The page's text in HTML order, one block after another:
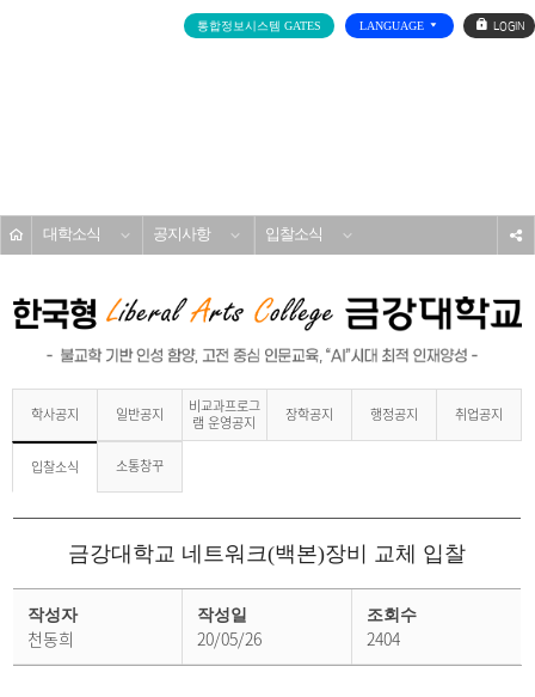
통합정보시스템 GATES LANGUAGE
로
그
대학소식 공지사항 입찰소식
학사공지 일반공지
비교과프로그
램 운영공지
장학공지 행정공지 취업공지
입찰소식 소통창꾸
입
상
금강대학교 네트워크(백본)장비 교체 입찰
작성자
천동희
작성일
20/05/26
조회수
2404